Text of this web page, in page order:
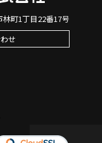
町1丁目22番17号
せ